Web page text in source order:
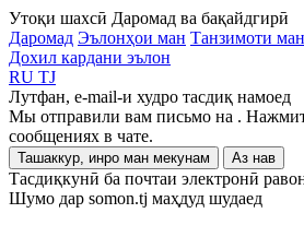
Утоқи шахсӣ Даромад ва бақайдгирӣ
Даромад Эълонҳои ман Танзимоти ман
Дохил кардани эълон
RU TJ
Лутфан, e-mail-и худро тасдиқ намоед
Мы отправили вам письмо на .
сообщениях в чате.
Ташаккур, инро ман мекунам Аз нав
Тасдиқкунӣ ба почтаи электронӣ
Шумо дар somon.tj маҳдуд шудаед